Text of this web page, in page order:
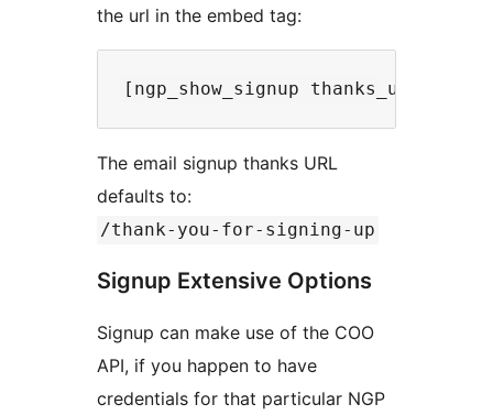
the url in the embed tag:
The email signup thanks URL
defaults to:
/thank-you-for-signing-up
Signup Extensive Options
Signup can make use of the COO
API, if you happen to have
credentials for that particular NGP